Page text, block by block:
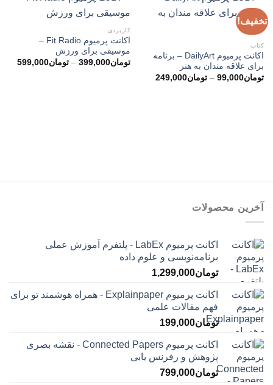
تخفیف!
کتاب
اکانت پرمیوم DailyArt – برنامه
برای علاقه مندان به هنر
تومان99,000
– تومان249,000محدوده
کاربردی
اکانت پرمیوم Fit Radio –
موسیقی برای ورزش
تومان399,000
– تومان599,000
آخرین محصولات
اکانت پرمیوم LabEx - پلتفرم آموزش عملی
برنامه‌نویسی و علوم داده
تومان1,299,000
اکانت پرمیوم Explainpaper - همراه هوشمند تو برای
فهم مقالات علمی
تومان199,000
اکانت پرمیوم Connected Papers - نقشه بصری
پژوهش و رفرنس یابی
تومان799,000